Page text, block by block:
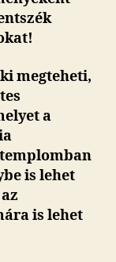
megteheti,
a
is lehet
is lehet